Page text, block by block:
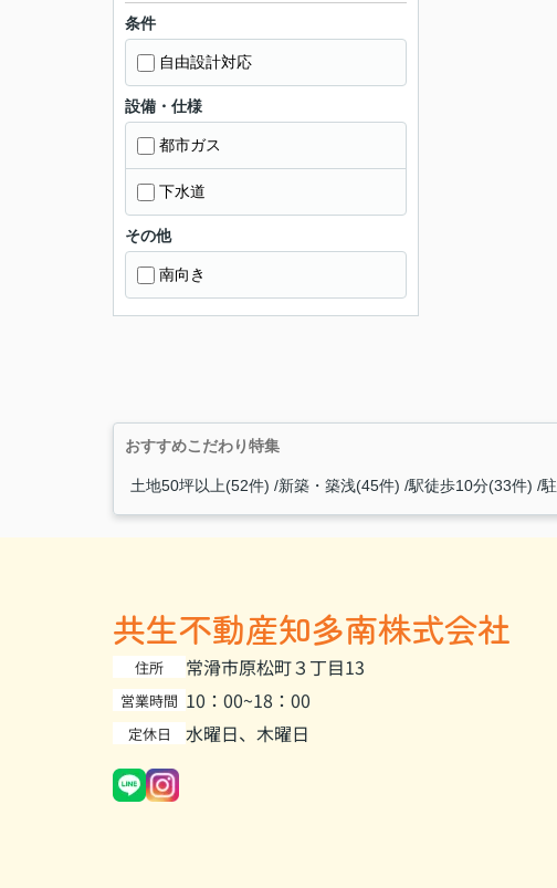
条件
自由設計対応
設備・仕様
都市ガス
下水道
その他
南向き
おすすめこだわり特集
土地50坪以上(52件) 新築・築浅(45件) 駅徒歩10分(33件)
共生不動産知多南株式会社
住所 常滑市原松町３丁目13
営業時間 10：00~18：00
定休日 水曜日、木曜日